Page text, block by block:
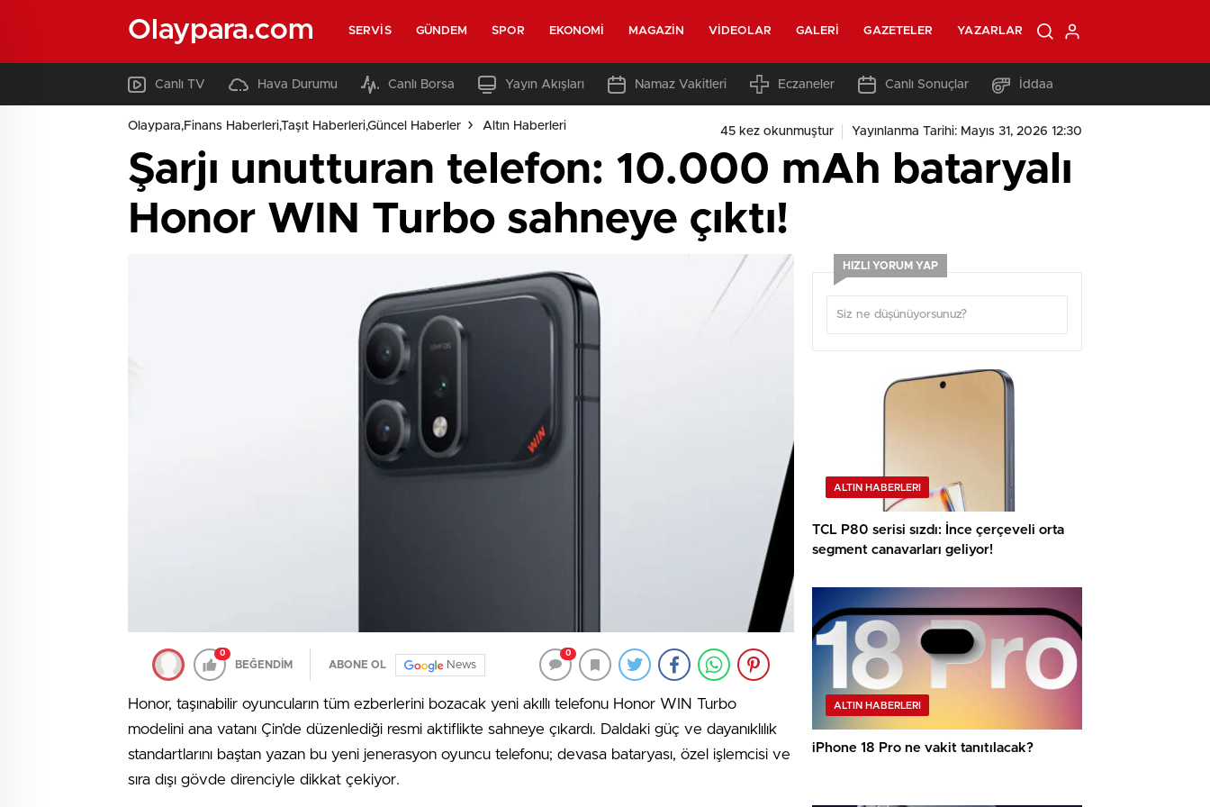
Olaypara.com SERVIS GÜNDEM SPOR EKONOMI MAGAZIN VIDEOLAR GALERI GAZETELER YAZARLAR
Canlı TV Hava Durumu Canlı Borsa Yayın Akışları Namaz Vakitleri Eczaneler Canlı Sonuçlar İddaa
Olaypara,Finans Haberleri,Taşıt Haberleri,Güncel Haberler Altın Haberleri 45 kez okunmuştur Yayınlanma Tarihi: Mayıs 31, 2026 12:30
Şarjı unutturan telefon: 10.000 mAh bataryalı
Honor WIN Turbo sahneye çıktı!
0
BEĞENDİM ABONE OL News
0
Honor, taşınabilir oyuncuların tüm ezberlerini bozacak yeni akıllı telefonu Honor WIN Turbo
modelini ana vatanı Çin’de düzenlediği resmi aktiflikte sahneye çıkardı. Daldaki güç ve dayanıklılık
standartlarını baştan yazan bu yeni jenerasyon oyuncu telefonu; devasa bataryası, özel işlemcisi ve
sıra dışı gövde direnciyle dikkat çekiyor.
HIZLI YORUM YAP
ALTIN HABERLERI
TCL P80 serisi sızdı: İnce çerçeveli orta
segment canavarları geliyor!
ALTIN HABERLERI
iPhone 18 Pro ne vakit tanıtılacak?